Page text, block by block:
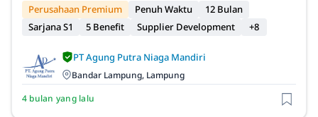
Perusahaan Premium
Penuh Waktu
12 Bulan
Sarjana S1
5 Benefit Supplier Development +8
PT Agung Putra Niaga Mandiri
Bandar Lampung, Lampung
4 bulan yang lalu